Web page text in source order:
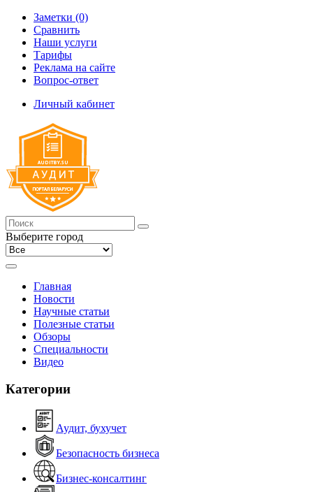
Заметки (0)
Сравнить
Наши услуги
Тарифы
Реклама на сайте
Вопрос-ответ
Личный кабинет
Выберите город
Главная
Новости
Научные статьи
Полезные статьи
Обзоры
Специальности
Видео
Категории
Аудит, бухучет
Безопасность бизнеса
Бизнес-консалтинг